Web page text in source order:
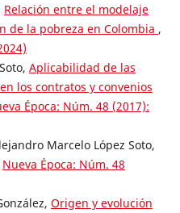
Relación entre el modelaje
de la pobreza en Colombia ,
Aplicabilidad de las
los contratos y convenios
Época: Núm. 48 (2017):
Marcelo López Soto,
Nueva Época: Núm. 48
Origen y evolución